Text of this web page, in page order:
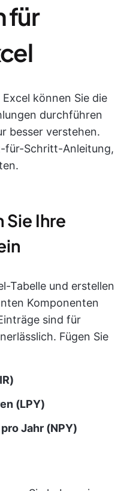
für
können Sie die
durchführen
besser verstehen.
für-Schritt-Anleitung,
Sie Ihre
Tabelle und erstellen
Komponenten
sind für
Fügen Sie
(LPY)
Jahr (NPY)